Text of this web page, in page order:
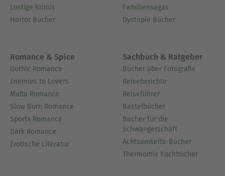
Lustige Krimis
Horror Bücher
Familiensagas
Dystopie Bücher
Romance & Spice
Gothic Romance
Enemies to Lovers
Mafia Romance
Slow Burn Romance
Sports Romance
Dark Romance
Erotische Literatur
Sachbuch & Ratgeber
Bücher über Fotografie
Reiseberichte
Reiseführer
Bastelbücher
Bücher für die
Schwangerschaft
Achtsamkeits-Bücher
Thermomix Kochbücher